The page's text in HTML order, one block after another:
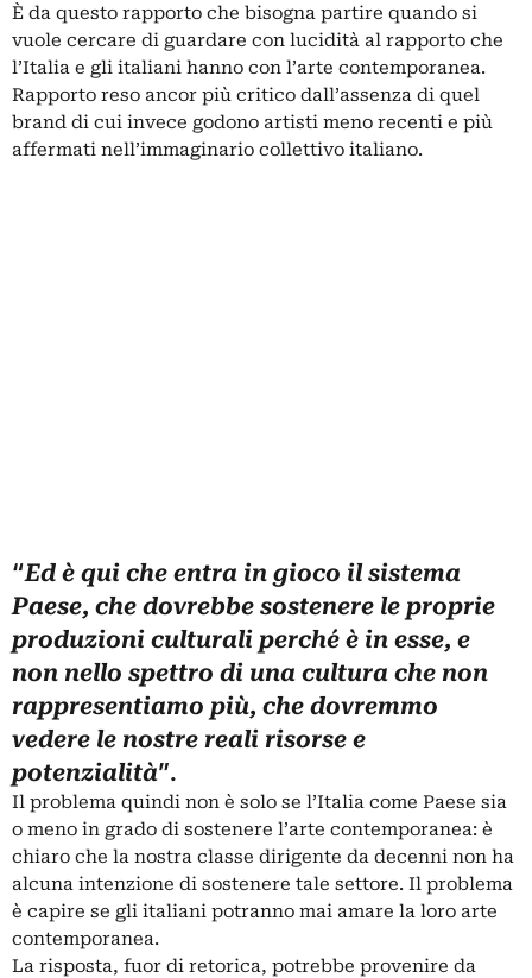
È da questo rapporto che bisogna partire quando si
vuole cercare di guardare con lucidità al rapporto che
l’Italia e gli italiani hanno con l’arte contemporanea.
Rapporto reso ancor più critico dall’assenza di quel
brand di cui invece godono artisti meno recenti e più
affermati nell’immaginario collettivo italiano.
“Ed è qui che entra in gioco il sistema
Paese, che dovrebbe sostenere le proprie
produzioni culturali perché è in esse, e
non nello spettro di una cultura che non
rappresentiamo più, che dovremmo
vedere le nostre reali risorse e
potenzialità”.
Il problema quindi non è solo se l’Italia come Paese sia
o meno in grado di sostenere l’arte contemporanea: è
chiaro che la nostra classe dirigente da decenni non ha
alcuna intenzione di sostenere tale settore. Il problema
è capire se gli italiani potranno mai amare la loro arte
contemporanea.
La risposta, fuor di retorica, potrebbe provenire da